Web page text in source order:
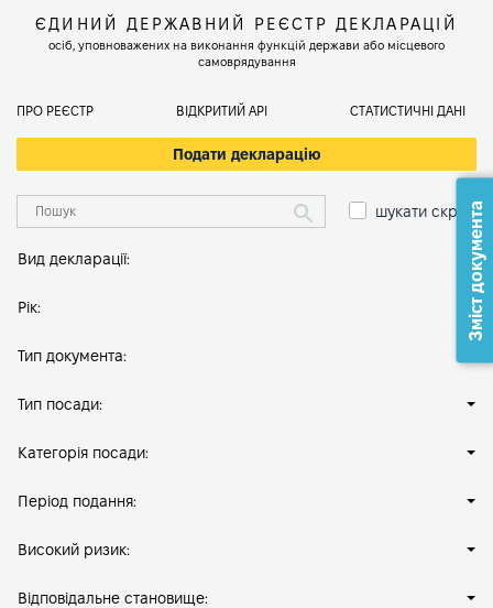
ЄДИНИЙ ДЕРЖАВНИЙ РЕЄСТР ДЕКЛАРАЦІЙ
осіб, уповноважених на виконання функцій держави або місцевого
самоврядування
ПРО РЕЄСТР ВІДКРИТИЙ АРІ СТАТИСТИЧНІ ДАНІ
Подати декларацію
шукати скрізь
Вид декларації:
Рік:
Тип документа:
Тип посади:
Категорія посади:
Період подання:
Високий ризик:
Відповідальне становище:
Зміст документа